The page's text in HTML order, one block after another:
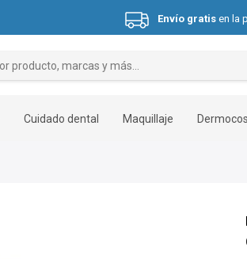
Envío gratis en la
Hasta 3
Cuidado dental Maquillaje